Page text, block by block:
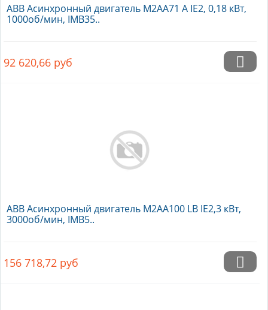
ABB Асинхронный двигатель M2AA71 A IE2, 0,18 кВт,
1000об/мин, IMB35..
92 620,66 руб
ABB Асинхронный двигатель M2AA100 LB IE2,3 кВт,
3000об/мин, IMB5..
156 718,72 руб